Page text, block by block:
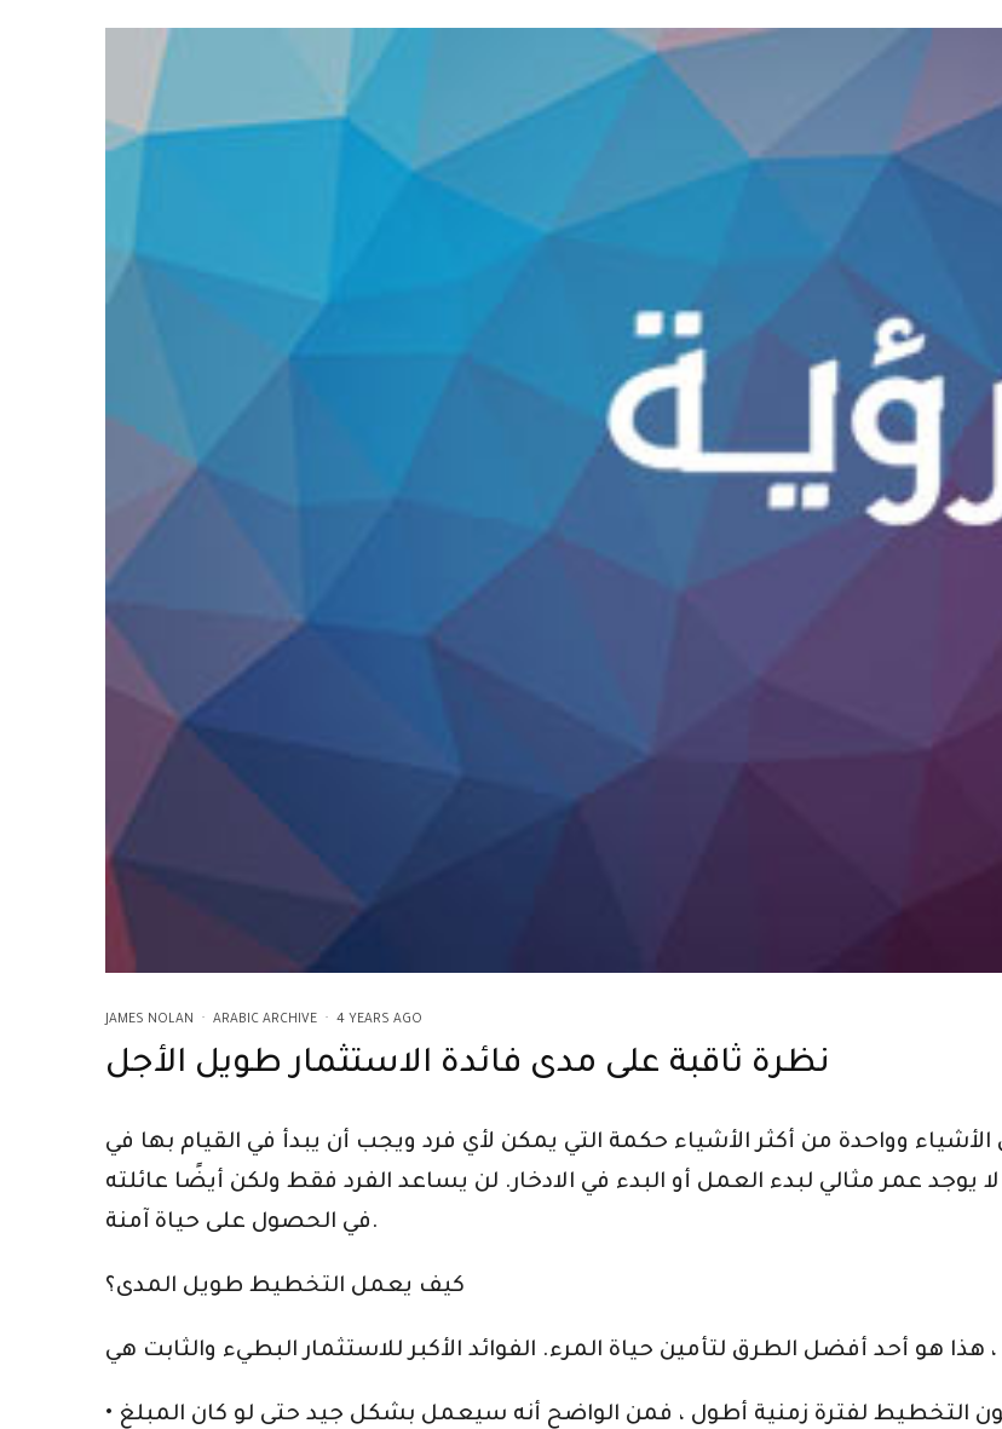
JAMES NOLAN · ARABIC ARCHIVE · 4 YEARS AGO
نظرة ثاقبة على مدى فائدة الاستثمار طويل الأجل
وواحدة من أكثر الأشياء حكمة التي يمكن لأي فرد ويجب أن يبدأ في القيام بها في
يوجد عمر مثالي لبدء العمل أو البدء في الادخار. لن يساعد الفرد فقط ولكن أيضًا عائلته
في الحصول على حياة آمنة.
كيف يعمل التخطيط طويل المدى؟
• المرونة في الاستثمار بشكل أقل: عندما يكون التخطيط لفترة زمنية أطول ، فمن الواضح أنه سيعمل بشكل جيد حتى لو كان المبلغ